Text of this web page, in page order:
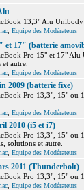
13,3" Alu
, Equipe des Modérateurs
et 17" (batterie
Pro 15" et 17"
autre.
, Equipe des Modérateurs
2009 (batterie fixe)
Pro 13,3", 15" ou
, Equipe des Modérateurs
2010 (i5 et i7)
Pro 13,3", 15" ou
solutions et autre.
, Equipe des Modérateurs
2011 (Thunderbolt)
Pro 13,3", 15" ou
, Equipe des Modérateurs